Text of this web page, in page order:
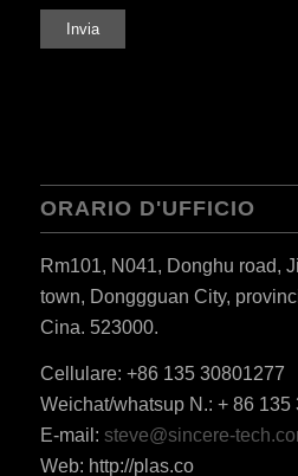
ORARIO D'UFFICIO
Rm101, N041, Donghu road,
town, Donggguan City,
Cina. 523000.
Cellulare: +86 135 30801277
Weichat/whatsup N.: + 86 135
E-mail: steve@sincere-
Web: http://plas.co
ES_MX